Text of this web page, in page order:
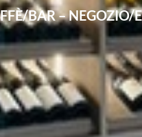
BAR – NEGOZIO/